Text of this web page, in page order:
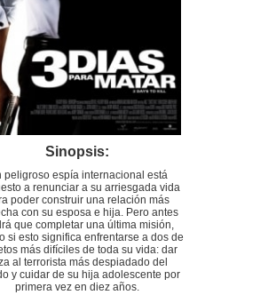
Sinopsis:
peligroso espía internacional está
a renunciar a su arriesgada vida
poder construir una relación más
con su esposa e hija. Pero antes
que completar una última misión,
si esto significa enfrentarse a dos de
más difíciles de toda su vida: dar
al terrorista más despiadado del
y cuidar de su hija adolescente por
primera vez en diez años.